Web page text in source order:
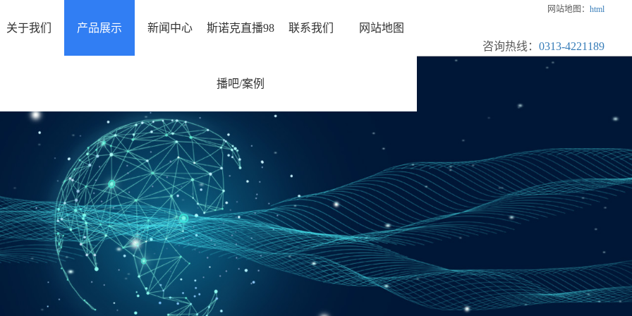
关于我们 产品展示 新闻中心 斯诺克直播98
播吧/案例
联系我们 网站地图
网站地图： html
咨询热线： 0313-4221189